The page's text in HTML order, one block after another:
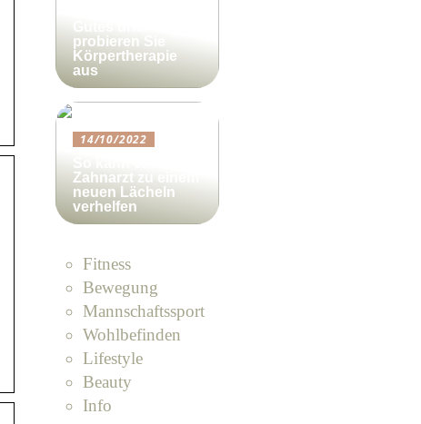
probieren Sie
Körpertherapie
aus
14/10/2022
Zahnarzt zu einem
neuen Lächeln
verhelfen
Fitness
Bewegung
Mannschaftssport
Wohlbefinden
Lifestyle
Beauty
Info